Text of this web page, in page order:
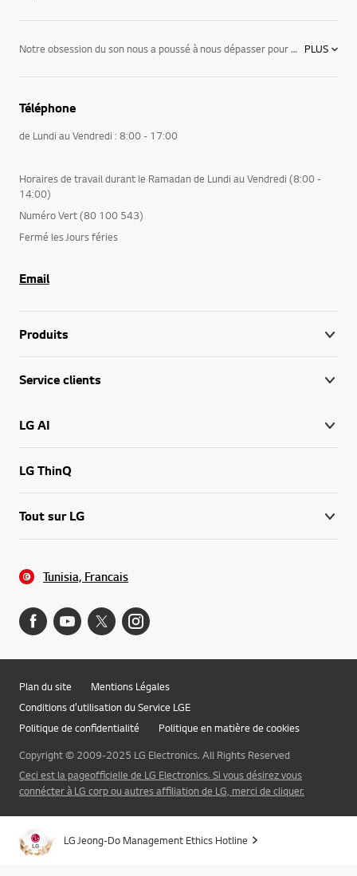
Notre obsession du son nous a poussé à nous dépasser pour satisfaire les auditeurs plus passionnés. Plongez au cœur de la musique et bénéficiez d'une qualité audio exceptionnelle en hi-fi pour une expérience sonore intense. Il existe sûrement produit audio LG qui vous convient : Boombox pour écouter votre musique où que vous soyez, à partir de différentes sources (Radio FM-AM / CD / DVD / Cassette). Il est équipé d'un port USB et permet la lecture des formats MP3 / WMA. Le pilote audio (audio driver) est fourni. Station d'accueil à 1 ou 2 docks iPod / iPhone / iPad pour l'écoute de vos sélections musicales : Micro-chaînes CD, DVD ou Blu-ray avec ou sans dock iPod / iPhone. Laissez-vous transporter au cœur d'une salle de concert pour vivre une expérience audio inédite avec des micro-chaînes qui allient performance sonore et design. Micro-chaînes DVD LG compatibles iPod / iPhone : les systèmes home cinéma disposent d'une station d'accueil ou d’une connectique pour iPod / iPhone audio et vidéo. Ainsi, vous pouvez profiter de vos morceaux et clips préférés grâce aux haut-parleurs et recharger simultanément la batterie de votre baladeur. Hi-fi LG, fermez les yeux et découvrez la différence! Explorez tous les produits audio LG. Quel que soit votre sensibilité musicale et l'endroit où vous souhaitez écouter vos musiques favorites, nous vous proposons une solution hi-fi LG adaptée. Et si vous recherchez l'alliance de la performance et du design, explorez notre gamme de Micro-chaînes hi-fi CD au son puissant et clair. PLUS
Téléphone
de Lundi au Vendredi : 8:00 - 17:00
Horaires de travail durant le Ramadan de Lundi au Vendredi (8:00 -
14:00)
Numéro Vert (80 100 543)
Fermé les Jours féries
Email
Produits
Service clients
LG AI
LG ThinQ
Tout sur LG
Tunisia, Francais
Plan du site
Mentions Légales
Conditions d’utilisation du Service LGE
Politique de confidentialité
Politique en matière de cookies
Copyright © 2009-2025 LG Electronics. All Rights Reserved
Ceci est la pageofficielle de LG Electronics. Si vous désirez vous
connécter à LG corp ou autres affiliation de LG, merci de cliquer.
LG Jeong-Do Management Ethics Hotline